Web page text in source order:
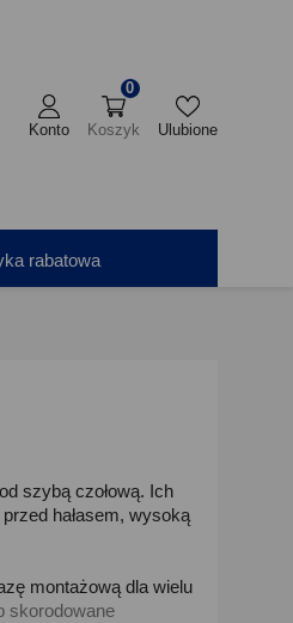
Konto Koszyk
0
Ulubione
rabatowa
szybą czołową. Ich
hałasem, wysoką
montażową dla wielu
skorodowane